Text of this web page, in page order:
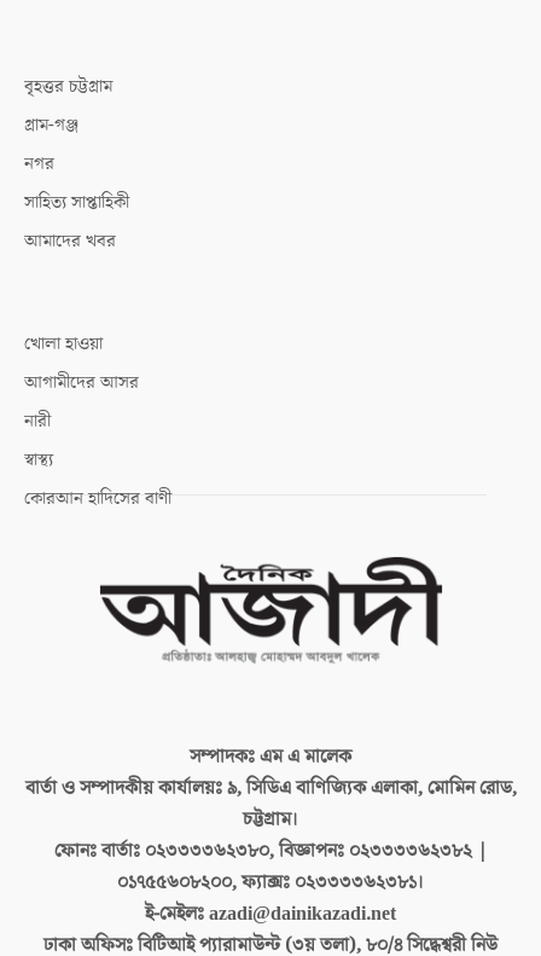
বৃহত্তর চট্টগ্রাম
গ্রাম-গঞ্জ
নগর
সাহিত্য সাপ্তাহিকী
আমাদের খবর
খোলা হাওয়া
আগামীদের আসর
নারী
স্বাস্থ্য
কোরআন হাদিসের বাণী
সম্পাদকঃএম এ মালেক
বার্তা ও সম্পাদকীয় কার্যালয়ঃ৯, সিডিএ বাণিজ্যিক এলাকা, মোমিন রোড,
চট্টগ্রাম।
ফোনঃ বার্তাঃ ০২৩৩৩৩৬২৩৮০, বিজ্ঞাপনঃ ০২৩৩৩৩৬২৩৮২ |
০১৭৫৫৬০৮২০০, ফ্যাক্সঃ ০২৩৩৩৩৬২৩৮১।
ই-মেইলঃazadi@dainikazadi.net
ঢাকা অফিসঃবিটিআই প্যারামাউন্ট (৩য় তলা), ৮০/৪ সিদ্ধেশ্বরী নিউ